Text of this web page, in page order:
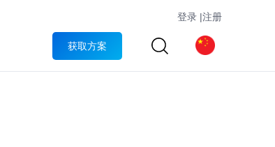
登录 |注册
获取方案